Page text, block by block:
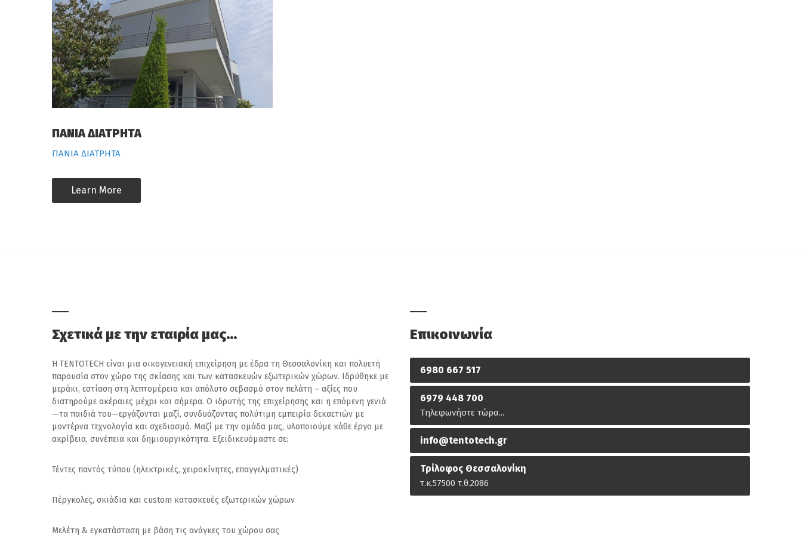
ΠΑΝΙΑ ΔΙΑΤΡΗΤΑ
ΠΑΝΙΑ ΔΙΑΤΡΗΤΑ
Learn More
Σχετικά με την εταιρία μας…
Η TENTOTECH είναι μια οικογενειακή επιχείρηση με έδρα τη Θεσσαλονίκη και πολυετή
παρουσία στον χώρο της σκίασης και των κατασκευών εξωτερικών χώρων. Ιδρύθηκε με
μεράκι, εστίαση στη λεπτομέρεια και απόλυτο σεβασμό στον πελάτη – αξίες που
διατηρούμε ακέραιες μέχρι και σήμερα. Ο ιδρυτής της επιχείρησης και η επόμενη γενιά
—τα παιδιά του—εργάζονται μαζί, συνδυάζοντας πολύτιμη εμπειρία δεκαετιών με
μοντέρνα τεχνολογία και σχεδιασμό. Μαζί με την ομάδα μας, υλοποιούμε κάθε έργο με
ακρίβεια, συνέπεια και δημιουργικότητα. Εξειδικευόμαστε σε:
Τέντες παντός τύπου (ηλεκτρικές, χειροκίνητες, επαγγελματικές)
Πέργκολες, σκιάδια και custom κατασκευές εξωτερικών χώρων
Μελέτη & εγκατάσταση με βάση τις ανάγκες του χώρου σας
Επικοινωνία
6980 667 517
6979 448 700
Τηλεφωνήστε τώρα...
info@tentotech.gr
Τρίλοφος Θεσσαλονίκη
τ.κ.57500 τ.θ.2086